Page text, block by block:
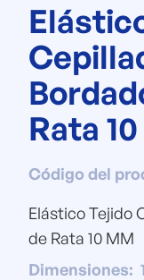
Rata
Código del
Elástico Tejido
de Rata 10 MM
Dimensiones: